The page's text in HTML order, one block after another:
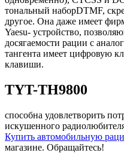
тональный наборDTMF,
другое. Она даже имеет
Yaesu- устройство,
досягаемости рации с
тангента имеет цифровую
клавиши.
TYT-TH9800
способна удовлетворить
искушенного
Купить автомобильную
магазине. Обращайтесь!